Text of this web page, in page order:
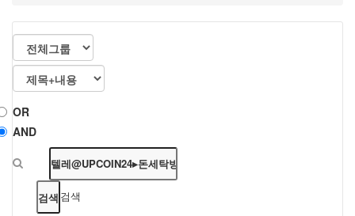
OR
AND
검색